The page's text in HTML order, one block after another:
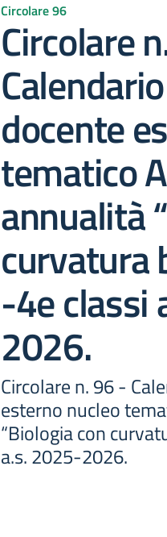
Circolare 96
Circolare
docente
tematico
annualità
curvatura
-4e classi
2026.
Circolare n. 96 -
esterno nucleo
“Biologia con
a.s. 2025-2026.